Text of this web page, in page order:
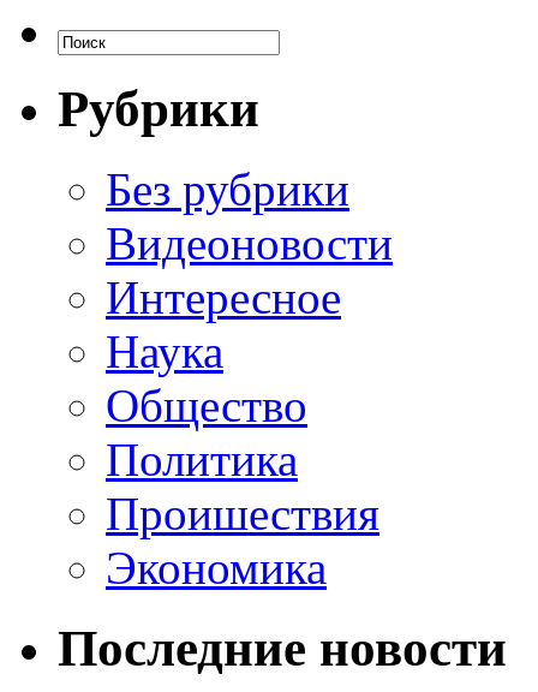
Рубрики
Без рубрики
Видеоновости
Интересное
Наука
Общество
Политика
Проишествия
Экономика
Последние новости